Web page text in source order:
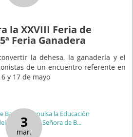
la XXVIII Feria de
Feria Ganadera
la dehesa, la ganadería y el
de un encuentro referente en
y 17 de mayo
3
mar.